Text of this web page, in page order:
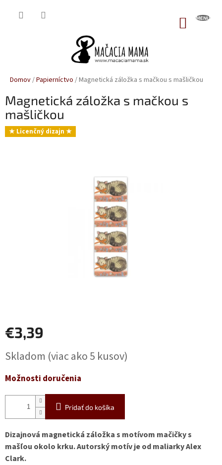
Domov/Papierníctvo /Magnetická záložka s mačkou s mašličkou
Magnetická záložka s mačkou s
mašličkou
★ Licenčný dizajn ★
€3,39
cena:
Skladom (viac ako 5 kusov)
Možnosti doručenia
Pridať do košíka
Dizajnová magnetická záložka s motívom mačičky s
mašľou okolo krku. Autorský motív je od maliarky Alex
Clark.